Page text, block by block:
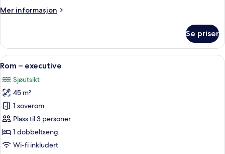
Mer informasjon
Mer
–
grand,
hageutsikt
Se priser
Åpne
alle
bildene
av
Rom
–
executive
Rom – executive | Sengetøy av
5
Rom – executive
Sjøutsikt
45 m²
1 soverom
Plass til 3 personer
1 dobbeltseng
Wi-fi inkludert